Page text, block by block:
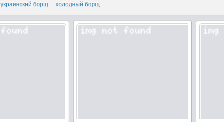
украинский борщ холодный борщ